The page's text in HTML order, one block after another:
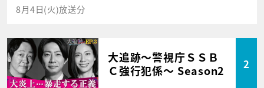
8月4日(火)放送分
大追跡～警視庁ＳＳＢ
Ｃ強行犯係～ Season2
2